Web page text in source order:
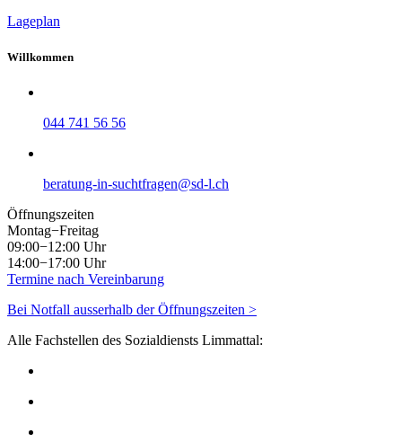
Lageplan
Willkommen
044 741 56 56
beratung-in-suchtfragen@sd-l.ch
Öffnungszeiten
Montag−Freitag
09:00−12:00 Uhr
14:00−17:00 Uhr
Termine nach Vereinbarung
Bei Notfall ausserhalb der Öffnungszeiten >
Alle Fachstellen des Sozialdiensts Limmattal: